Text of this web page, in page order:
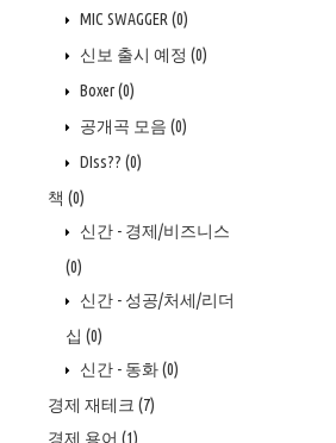
MIC SWAGGER (0)
신보 출시 예정 (0)
Boxer(0)
공개곡 모음 (0)
DIss?? (0)
책 (0)
신간 - 경제/비즈니스
(0)
신간 - 성공/처세/리더
십 (0)
신간 - 동화(0)
경제 재테크 (7)
경제 용어 (1)